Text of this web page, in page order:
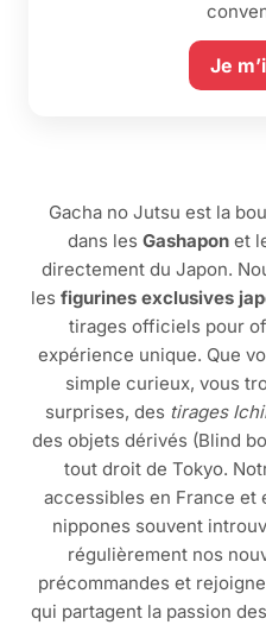
Je
Gacha no Jutsu est la
dans les Gashapon et
directement du Japon.
les figurines exclusives
tirages officiels pour
expérience unique. Que
simple curieux, vous
surprises, des tirages
des objets dérivés (Blind
tout droit de Tokyo.
accessibles en France et
nippones souvent
régulièrement nos
précommandes et
qui partagent la passion des